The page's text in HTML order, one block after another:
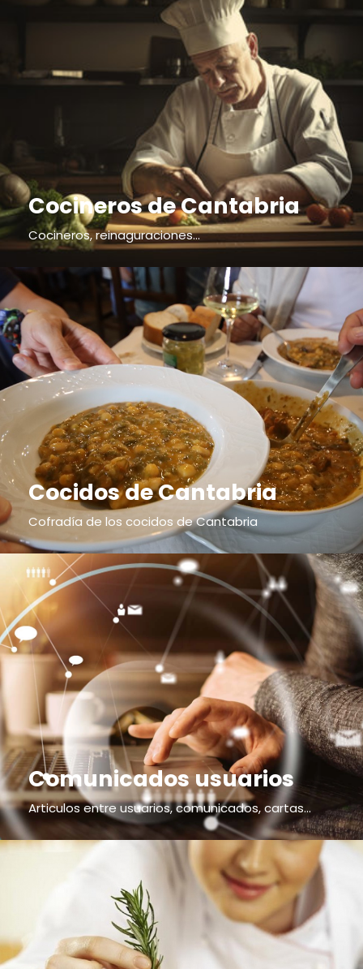
Cocineros de Cantabria
Cocineros, reinaguraciones...
Cocidos de Cantabria
Cofradía de los cocidos de Cantabria
Comunicados usuarios
Articulos entre usuarios, comunicados, cartas...